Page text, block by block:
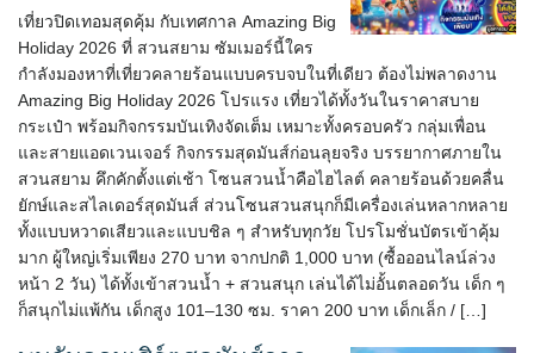
เที่ยวปิดเทอมสุดคุ้ม กับเทศกาล Amazing Big
Holiday 2026 ที่ สวนสยาม ซัมเมอร์นี้ใคร
กำลังมองหาที่เที่ยวคลายร้อนแบบครบจบในที่เดียว ต้องไม่พลาดงาน
Amazing Big Holiday 2026 โปรแรง เที่ยวได้ทั้งวันในราคาสบาย
กระเป๋า พร้อมกิจกรรมบันเทิงจัดเต็ม เหมาะทั้งครอบครัว กลุ่มเพื่อน
และสายแอดเวนเจอร์ กิจกรรมสุดมันส์ก่อนลุยจริง บรรยากาศภายใน
สวนสยาม คึกคักตั้งแต่เช้า โซนสวนน้ำคือไฮไลต์ คลายร้อนด้วยคลื่น
ยักษ์และสไลเดอร์สุดมันส์ ส่วนโซนสวนสนุกก็มีเครื่องเล่นหลากหลาย
ทั้งแบบหวาดเสียวและแบบชิล ๆ สำหรับทุกวัย โปรโมชั่นบัตรเข้าคุ้ม
มาก ผู้ใหญ่เริ่มเพียง 270 บาท จากปกติ 1,000 บาท (ซื้อออนไลน์ล่วง
หน้า 2 วัน) ได้ทั้งเข้าสวนน้ำ + สวนสนุก เล่นได้ไม่อั้นตลอดวัน เด็ก ๆ
ก็สนุกไม่แพ้กัน เด็กสูง 101–130 ซม. ราคา 200 บาท เด็กเล็ก / […]